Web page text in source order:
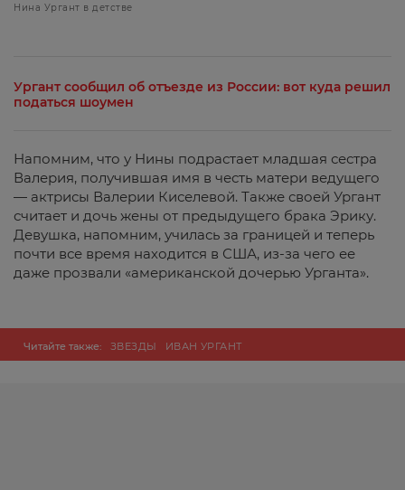
Нина Ургант в детстве
Ургант сообщил об отъезде из России: вот куда решил
податься шоумен
Напомним, что у Нины подрастает младшая сестра
Валерия, получившая имя в честь матери ведущего
— актрисы Валерии Киселевой. Также своей Ургант
считает и дочь жены от предыдущего брака Эрику.
Девушка, напомним, училась за границей и теперь
почти все время находится в США, из-за чего ее
даже прозвали «американской дочерью Урганта».
Читайте также: ЗВЕЗДЫ ИВАН УРГАНТ